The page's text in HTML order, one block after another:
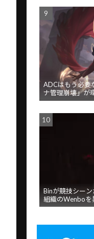
ADCはもう必要
ナ管理崩壊」が
Binが競技シー
組織のWenboを